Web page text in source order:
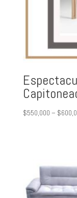
$550,000 – $